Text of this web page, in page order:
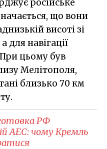
російське
що вони
висоті зі
для навігації
При цьому був
Мелітополя,
близько 70 км
РФ
АЕС: чому Кремль